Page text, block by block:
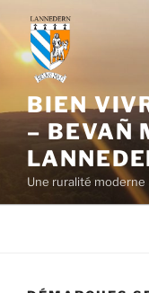
contenu
principal
BIEN
– BEVAÑ
Une ruralité moderne